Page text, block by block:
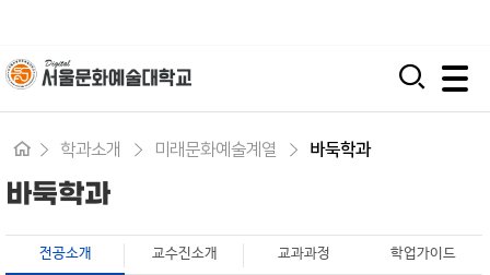
학과소개 미래문화예술계열 바둑학과
바둑학과
전공소개 교수진소개 교과과정 학업가이드